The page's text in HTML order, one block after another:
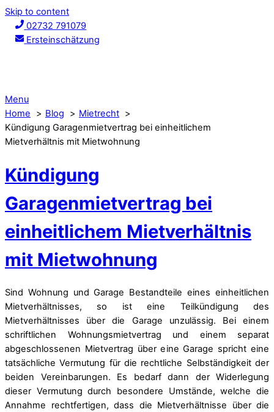
Skip to content
02732 791079
Ersteinschätzung
Menu
Home
Blog
Mietrecht
Kündigung Garagenmietvertrag bei einheitlichem
Mietverhältnis mit Mietwohnung
Kündigung
Garagenmietvertrag bei
einheitlichem Mietverhältnis
mit Mietwohnung
Sind Wohnung und Garage Bestandteile eines einheitlichen
Mietverhältnisses, so ist eine Teilkündigung des
Mietverhältnisses über die Garage unzulässig. Bei einem
schriftlichen Wohnungsmietvertrag und einem separat
abgeschlossenen Mietvertrag über eine Garage spricht eine
tatsächliche Vermutung für die rechtliche Selbständigkeit der
beiden Vereinbarungen. Es bedarf dann der Widerlegung
dieser Vermutung durch besondere Umstände, welche die
Annahme rechtfertigen, dass die Mietverhältnisse über die